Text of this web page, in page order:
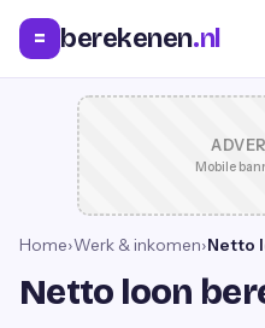
= berekenen.nl
Mobile
Home›Werk & inkomen›Netto
Netto loon